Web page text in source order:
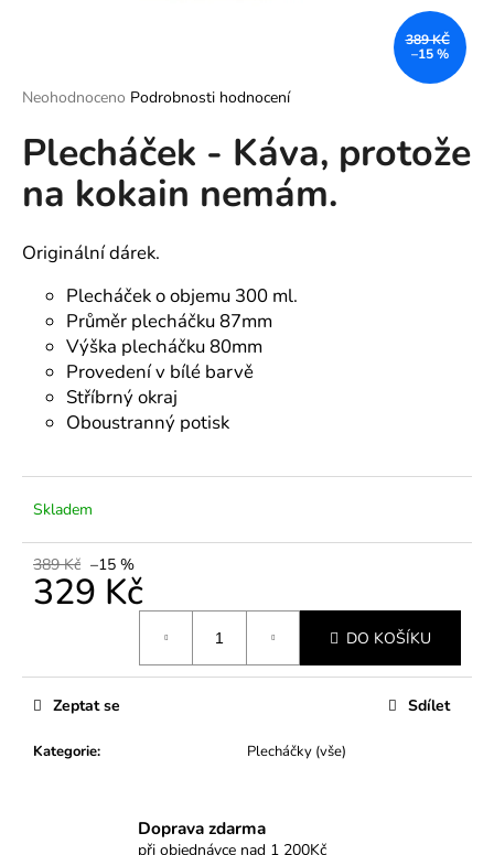
Průměrné
produktu
je
z
hvězdiček.
Neohodnoceno Podrobnosti hodnocení
Plecháček - Káva, protože
na kokain nemám.
Originální dárek.
Plecháček o objemu 300 ml.
Průměr plecháčku 87mm
Výška plecháčku 80mm
Provedení v bílé barvě
Stříbrný okraj
Oboustranný potisk
Skladem
389 Kč –15 %
329 Kč
DO KOŠÍKU
Kategorie: Plecháčky (vše)
Zeptat se Sdílet
389 KČ
–15 %
Doprava zdarma
při objednávce nad 1 200Kč
í
t
?
HLEDAT
u
u
j
e
m